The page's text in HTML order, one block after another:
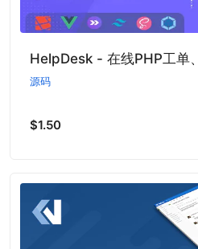
HelpDesk - 在线PHP工单
源码
$1.50